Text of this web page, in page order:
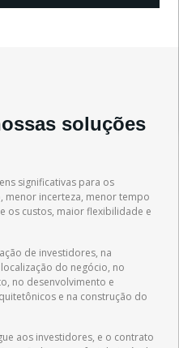
soluções
significativas para os
menor incerteza, menor tempo
os custos, maior flexibilidade e
de investidores, na
do negócio, no
no desenvolvimento e
e na construção do
aos investidores, e o contrato